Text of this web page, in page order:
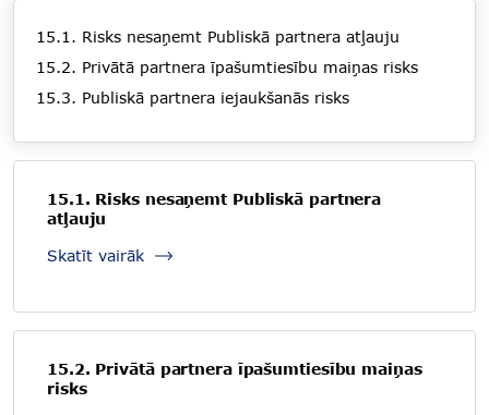
15.1. Risks nesaņemt Publiskā partnera atļauju
15.2. Privātā partnera īpašumtiesību maiņas risks
15.3. Publiskā partnera iejaukšanās risks
15.1. Risks nesaņemt Publiskā partnera
atļauju
Skatīt vairāk
15.2. Privātā partnera īpašumtiesību maiņas
risks